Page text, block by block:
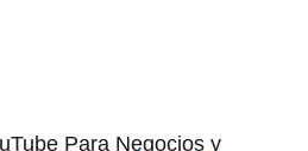
Para Negocios y